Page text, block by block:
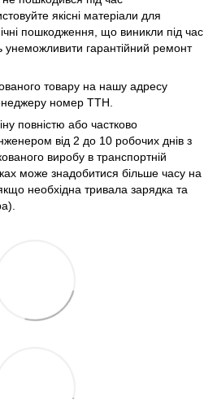
якісні матеріали для
пошкодження, що виникли під час
унеможливити гарантійний ремонт
товару на нашу адресу
номер ТТН.
повністю або частково
від 2 до 10 робочих днів з
виробу в транспортній
може знадобитися більше часу на
необхідна тривала зарядка та